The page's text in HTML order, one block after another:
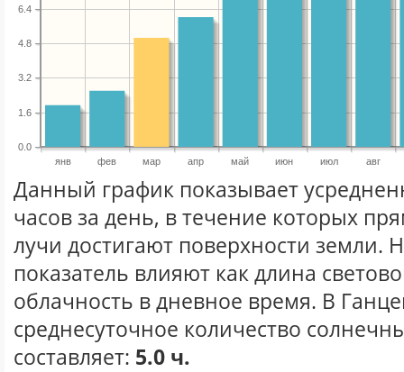
янв фев мар апр май июн июл авг
0.0
1.6
3.2
4.8
6.4
Данный график показывает
часов за день, в течение которых
лучи достигают поверхности земли.
показатель влияют как длина
облачность в дневное время. В
среднесуточное количество
составляет: 5.0 ч.